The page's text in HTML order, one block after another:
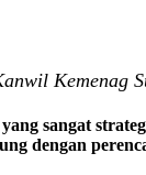
Kemenag
sangat
dengan